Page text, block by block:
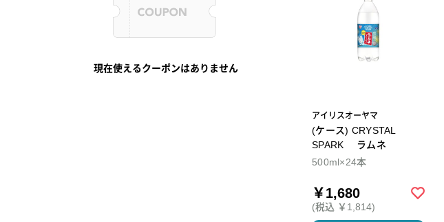
現在使えるクーポンはありません
アイリスオーヤマ
(ケース) CRYSTAL
SPARK ラムネ
500ml×24本
￥1,680
(税込 ￥1,814)